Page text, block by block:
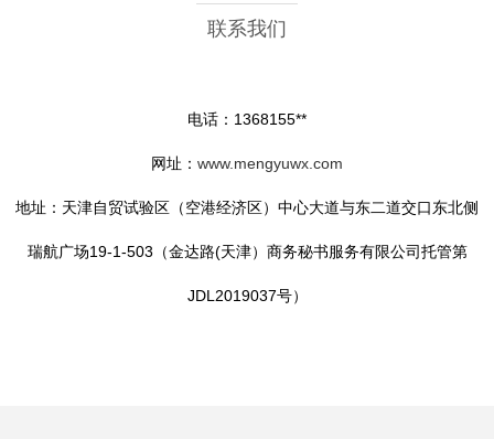
联系我们
电话：1368155**
网址： www.mengyuwx.com
地址：天津自贸试验区（空港经济区）中心大道与东二道交口东北侧
瑞航广场19-1-503（金达路(天津）商务秘书服务有限公司托管第
JDL2019037号）